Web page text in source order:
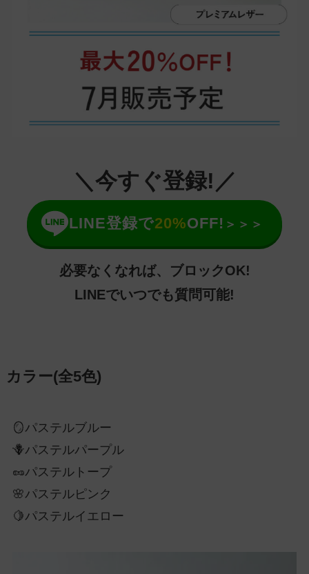
＼今すぐ登録!／
LINE登録で20%OFF! ＞＞＞
必要なくなれば、ブロックOK!
LINEでいつでも質問可能!
カラー(全5色)
🪞パステルブルー
🪻パステルパープル
🥜パステルトープ
🌸パステルピンク
🍋パステルイエロー